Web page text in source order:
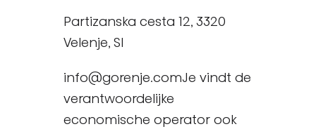
Partizanska cesta 12, 3320
Velenje, SI
info@gorenje.comJe vindt de
verantwoordelijke
economische operator ook